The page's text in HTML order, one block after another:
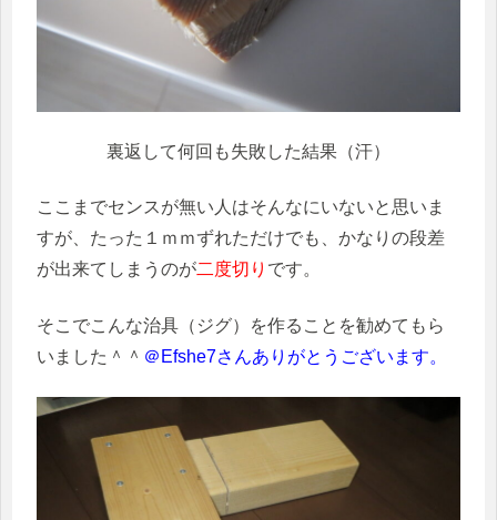
裏返して何回も失敗した結果（汗）
ここまでセンスが無い人はそんなにいないと思いま
すが、たった１ｍｍずれただけでも、かなりの段差
が出来てしまうのが二度切り です。
そこでこんな治具（ジグ）を作ることを勧めてもら
いました＾＾ ＠Efshe7さんありがとうございます。